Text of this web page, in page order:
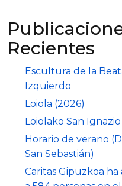
Recientes
Escultura de la
Izquierdo
Loiola (2026)
Loiolako San Ignazio
Horario de verano
San Sebastián)
Caritas Gipuzkoa